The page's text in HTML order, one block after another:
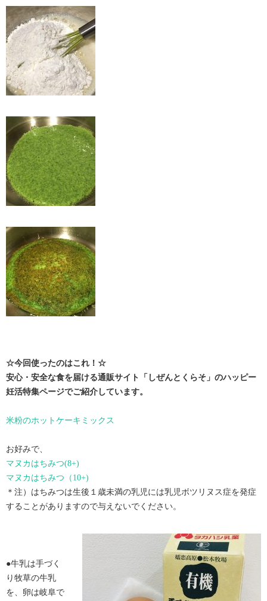
☆今回使ったのはこれ！☆
安心・安全な食を届ける通販サイト「しぜんとくらそ」のハッピー
妊活特集ページでご紹介しています。
米粉のホットケーキミックス
お好みで、
マヌカはちみつ(8+)
マヌカはちみつ（10+)
＊注）はちみつは生後１歳未満の乳児には乳児ボツリヌス症を発症
することがありますので与えないでください。
●牛乳は手づく
り牧草の牛乳
を、卵は岐阜で